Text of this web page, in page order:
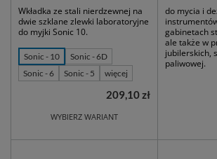
Wkładka ze stali nierdzewnej na
dwie szklane zlewki laboratoryjne
do myjki Sonic 10.
Sonic - 10
Sonic - 6D
Sonic - 6
Sonic - 5 więcej
WYBIERZ WARIANT
209,10 zł
do mycia i
gabinetach
ale także w
jubilerskich,
paliwowej.